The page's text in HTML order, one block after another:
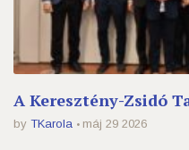
A Keresztény-Zsidó
by TKarola máj 29 2026